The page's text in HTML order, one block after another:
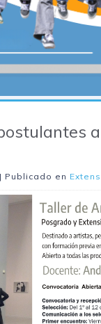
Publicado en